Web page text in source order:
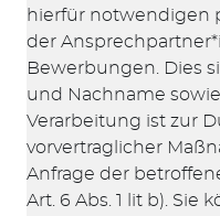
hierfür notwendigen
der
Bewerbungen. Dies
und Nachname
Verarbeitung ist zur
vorvertraglicher
Anfrage der
Art. 6 Abs. 1 lit b). Sie